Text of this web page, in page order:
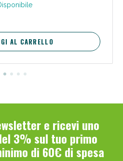
AL CARRELLO
e ricevi uno
3% sul tuo primo
di 60€ di spesa